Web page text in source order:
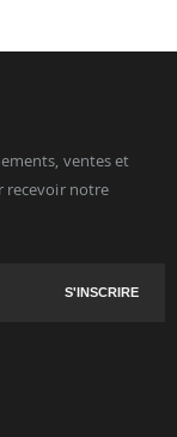
ventes et
recevoir notre
S'INSCRIRE